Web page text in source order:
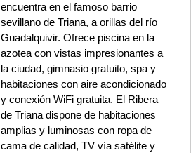
encuentra en el famoso barrio
sevillano de Triana, a orillas del río
Guadalquivir. Ofrece piscina en la
azotea con vistas impresionantes a
la ciudad, gimnasio gratuito, spa y
habitaciones con aire acondicionado
y conexión WiFi gratuita. El Ribera
de Triana dispone de habitaciones
amplias y luminosas con ropa de
cama de calidad, TV vía satélite y